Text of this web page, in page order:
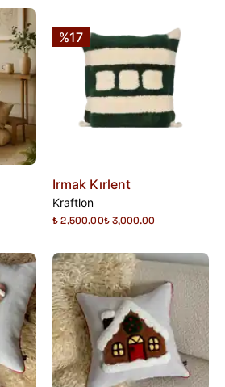
%17
Irmak Kırlent
Kraftlon
₺ 2,500.00₺ 3,000.00